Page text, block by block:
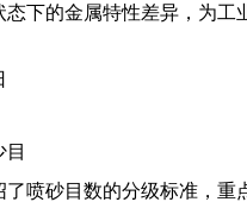
态下的金属特性差异，为工
了喷砂目数的分级标准，重